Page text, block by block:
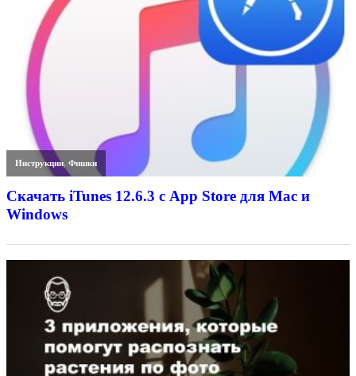
Инструкции,Фишки
Скачать iTunes 12.6.3 с App Store для Mac и
Windows